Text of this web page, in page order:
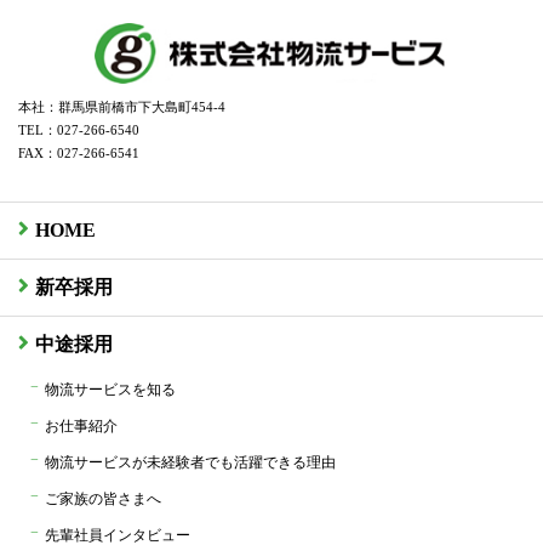
本社：群馬県前橋市下大島町454-4
TEL：027-266-6540
FAX：027-266-6541
HOME
新卒採用
中途採用
物流サービスを知る
お仕事紹介
物流サービスが未経験者でも活躍できる理由
ご家族の皆さまへ
先輩社員インタビュー